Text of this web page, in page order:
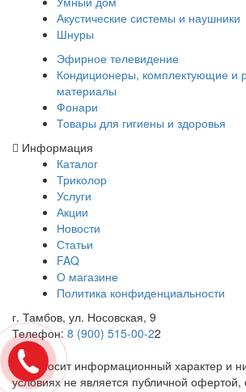
Акустические системы и наушники
Шнуры
Эфирное телевидение
Кондиционеры, комплектующие и
материалы
Фонари
Товары для гигиены и здоровья
Информация
Каталог
Триколор
Услуги
Акции
Новости
Статьи
FAQ
О магазине
Политика конфиденциальности
г. Тамбов, ул. Носовская, 9
Телефон: 8 (900) 515-00-22
Cайт носит информационный характер и
условиях не является публичной